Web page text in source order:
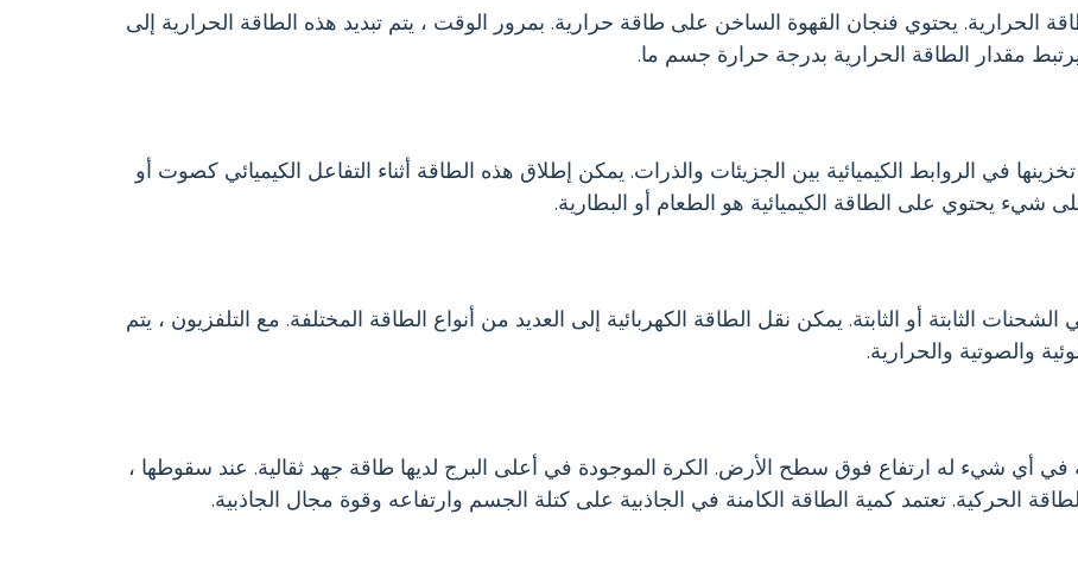
الحرارية. يحتوي فنجان القهوة الساخن على طاقة حرارية. بمرور الوقت ، يتم تبديد هذه الطاقة الحرارية إلى
مقدار الطاقة الحرارية بدرجة حرارة جسم ما.
في الروابط الكيميائية بين الجزيئات والذرات. يمكن إطلاق هذه الطاقة أثناء التفاعل الكيميائي كصوت أو
شيء يحتوي على الطاقة الكيميائية هو الطعام أو البطارية.
الثابتة أو الثابتة. يمكن نقل الطاقة الكهربائية إلى العديد من أنواع الطاقة المختلفة. مع التلفزيون ، يتم
والصوتية والحرارية.
في أي شيء له ارتفاع فوق سطح الأرض. الكرة الموجودة في أعلى البرج لديها طاقة جهد ثقالية. عند سقوطها ،
الحركية. تعتمد كمية الطاقة الكامنة في الجاذبية على كتلة الجسم وارتفاعه وقوة مجال الجاذبية.